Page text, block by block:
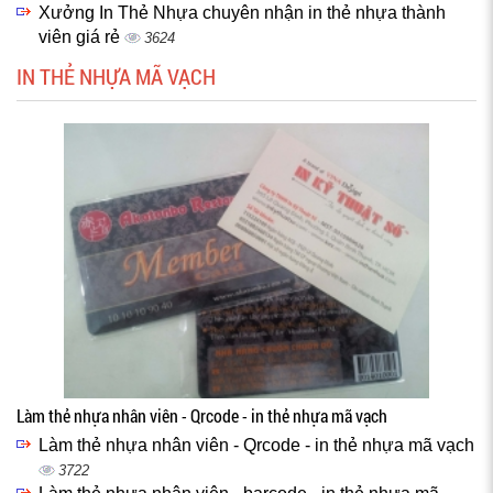
Xưởng In Thẻ Nhựa chuyên nhận in thẻ nhựa thành
viên giá rẻ
3624
IN THẺ NHỰA MÃ VẠCH
Làm thẻ nhựa nhân viên - Qrcode - in thẻ nhựa mã vạch
Làm thẻ nhựa nhân viên - Qrcode - in thẻ nhựa mã vạch
3722